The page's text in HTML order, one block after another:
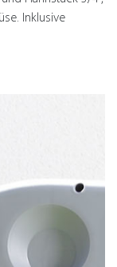
Inklusive